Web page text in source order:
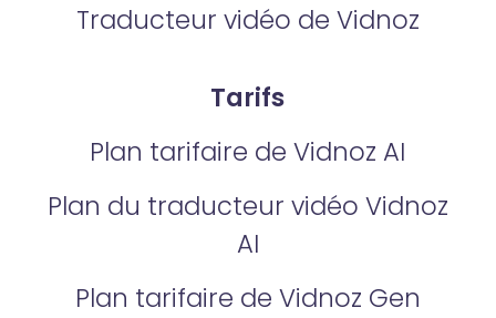
Traducteur vidéo de Vidnoz
Tarifs
Plan tarifaire de Vidnoz AI
Plan du traducteur vidéo Vidnoz
AI
Plan tarifaire de Vidnoz Gen